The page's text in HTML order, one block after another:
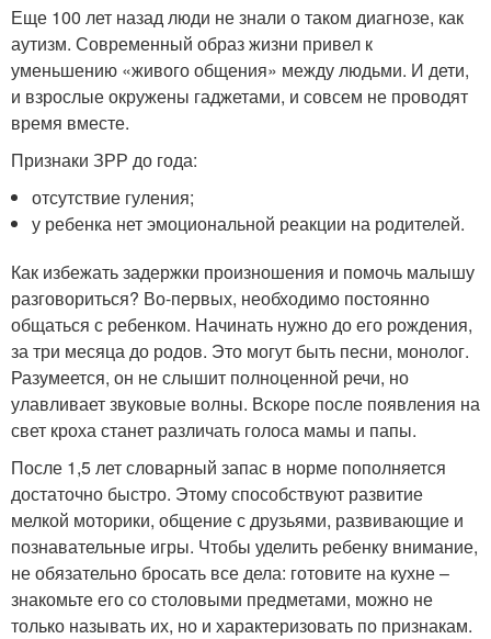
Еще 100 лет назад люди не знали о таком диагнозе, как
аутизм. Современный образ жизни привел к
уменьшению «живого общения» между людьми. И дети,
и взрослые окружены гаджетами, и совсем не проводят
время вместе.
Признаки ЗРР до года:
отсутствие гуления;
у ребенка нет эмоциональной реакции на родителей.
Как избежать задержки произношения и помочь малышу
разговориться? Во-первых, необходимо постоянно
общаться с ребенком. Начинать нужно до его рождения,
за три месяца до родов. Это могут быть песни, монолог.
Разумеется, он не слышит полноценной речи, но
улавливает звуковые волны. Вскоре после появления на
свет кроха станет различать голоса мамы и папы.
После 1,5 лет словарный запас в норме пополняется
достаточно быстро. Этому способствуют развитие
мелкой моторики, общение с друзьями, развивающие и
познавательные игры. Чтобы уделить ребенку внимание,
не обязательно бросать все дела: готовите на кухне –
знакомьте его со столовыми предметами, можно не
только называть их, но и характеризовать по признакам.